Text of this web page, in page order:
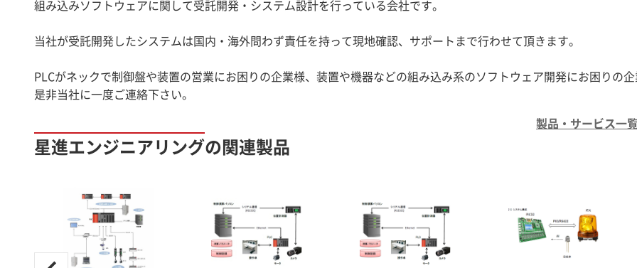
組み込みソフトウェアに関して受託開発・システム設計を行っている会社です。
当社が受託開発したシステムは国内・海外問わず責任を持って現地確認、サポートまで行わせて頂きます。
PLCがネックで制御盤や装置の営業にお困りの企業様、装置や機器などの組み込み系のソフトウェア開発にお困りの企
是非当社に一度ご連絡下さい。
製品・サービス一
星進エンジニアリングの関連製品